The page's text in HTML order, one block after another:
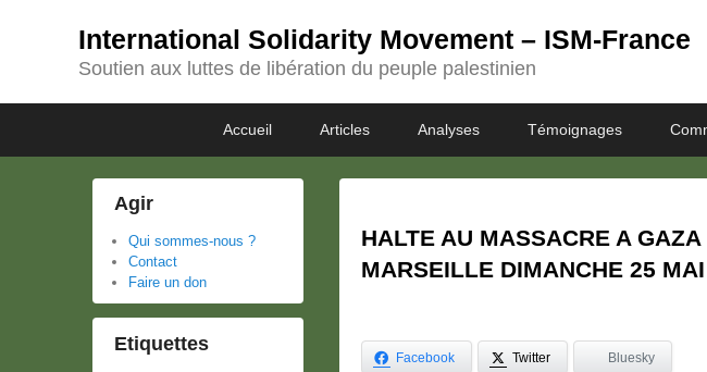
International Solidarity Movement – ISM-France
Soutien aux luttes de libération du peuple palestinien
menu
Accueil Articles Analyses Témoignages
HALTE AU MASSACRE A
MARSEILLE DIMANCHE 25
Facebook Twitter Bluesky
Agir
Qui sommes-nous ?
Contact
Faire un don
Etiquettes